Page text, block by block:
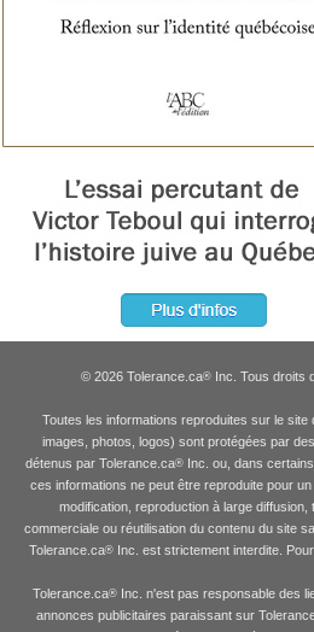
© 2026 Tolerance.ca®Inc. Tous droits
Toutes les informations reproduites sur le site
images, photos, logos) sont protégées par
détenus par Tolerance.ca® Inc. ou, dans
ces informations ne peut être reproduite pour
modification, reproduction à large
commerciale ou réutilisation du contenu du site
Tolerance.ca® Inc. est strictement interdite.
Tolerance.ca® Inc. n'est pas responsable des
annonces publicitaires paraissant sur